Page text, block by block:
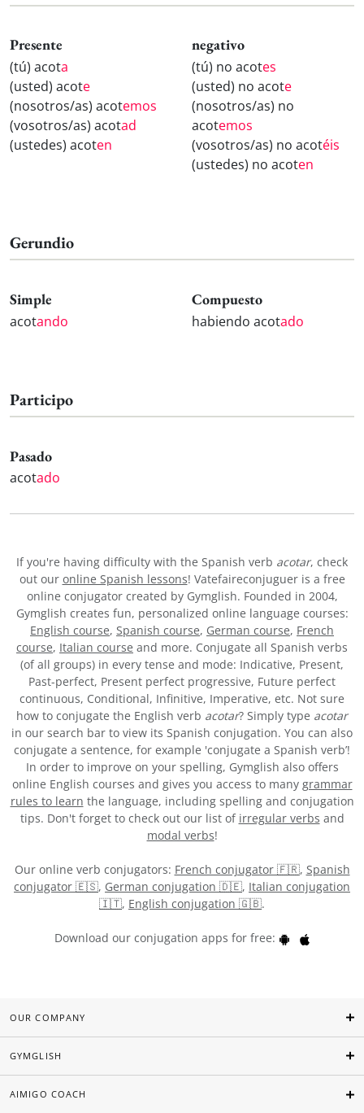
Presente
(tú) acota
(usted) acote
(nosotros/as) acotemos
(vosotros/as) acotad
(ustedes) acoten
negativo
(tú) no acotes
(usted) no acote
(nosotros/as) no
acotemos
(vosotros/as) no acotéis
(ustedes) no acoten
Gerundio
Simple
acotando
Compuesto
habiendo acotado
Participo
Pasado
acotado
If you're having difficulty with the Spanish verb acotar, check
out our online Spanish lessons! Vatefaireconjuguer is a free
online conjugator created by Gymglish. Founded in 2004,
Gymglish creates fun, personalized online language courses:
English course, Spanish course, German course, French
course, Italian course and more. Conjugate all Spanish verbs
(of all groups) in every tense and mode: Indicative, Present,
Past-perfect, Present perfect progressive, Future perfect
continuous, Conditional, Infinitive, Imperative, etc. Not sure
how to conjugate the English verb acotar? Simply type acotar
in our search bar to view its Spanish conjugation. You can also
conjugate a sentence, for example 'conjugate a Spanish verb’!
In order to improve on your spelling, Gymglish also offers
online English courses and gives you access to many grammar
rules to learn the language, including spelling and conjugation
tips. Don't forget to check out our list of irregular verbs and
modal verbs!
Our online verb conjugators: French conjugator 🇫🇷, Spanish
conjugator 🇪🇸, German conjugation 🇩🇪, Italian conjugation
🇮🇹, English conjugation 🇬🇧.
Download our conjugation apps for free:
OUR COMPANY
GYMGLISH
AIMIGO COACH